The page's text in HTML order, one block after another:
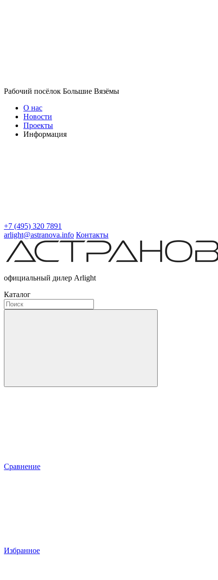
Рабочий посёлок Большие Вязёмы
О нас
Новости
Проекты
Информация
+7 (495) 320 7891
arlight@astranova.info Контакты
официальный дилер Arlight
Каталог
Сравнение
Избранное